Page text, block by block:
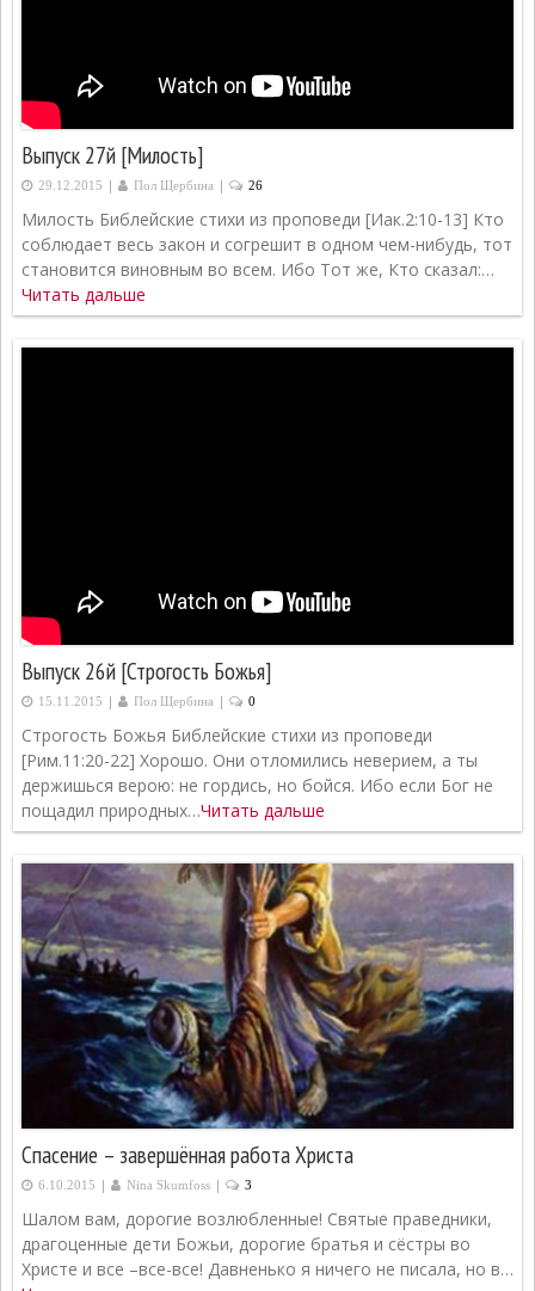
Выпуск 27й [Милость]
29.12.2015 | Пол Щербина | 26
Милость Библейские стихи из проповеди [Иак.2:10-13] Кто
соблюдает весь закон и согрешит в одном чем-нибудь, тот
становится виновным во всем. Ибо Тот же, Кто сказал:…
Читать дальше
Выпуск 26й [Строгость Божья]
15.11.2015 | Пол Щербина | 0
Строгость Божья Библейские стихи из проповеди
[Рим.11:20-22] Хорошо. Они отломились неверием, а ты
держишься верою: не гордись, но бойся. Ибо если Бог не
пощадил природных…Читать дальше
Спасение – завершённая работа Христа
6.10.2015 | Nina Skumfoss | 3
Шалом вам, дорогие возлюбленные! Святые праведники,
драгоценные дети Божьи, дорогие братья и сёстры во
Христе и все –все-все! Давненько я ничего не писала, но в…